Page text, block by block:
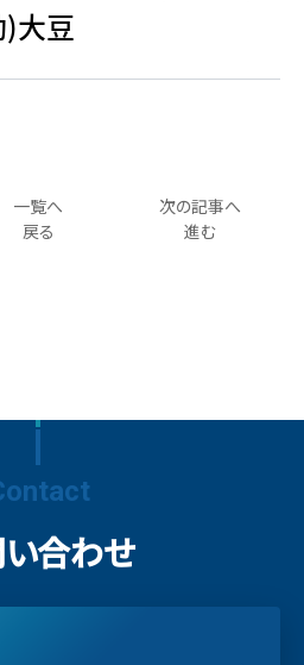
)大豆
一覧へ
戻る
次の記事へ
進む
合わせ